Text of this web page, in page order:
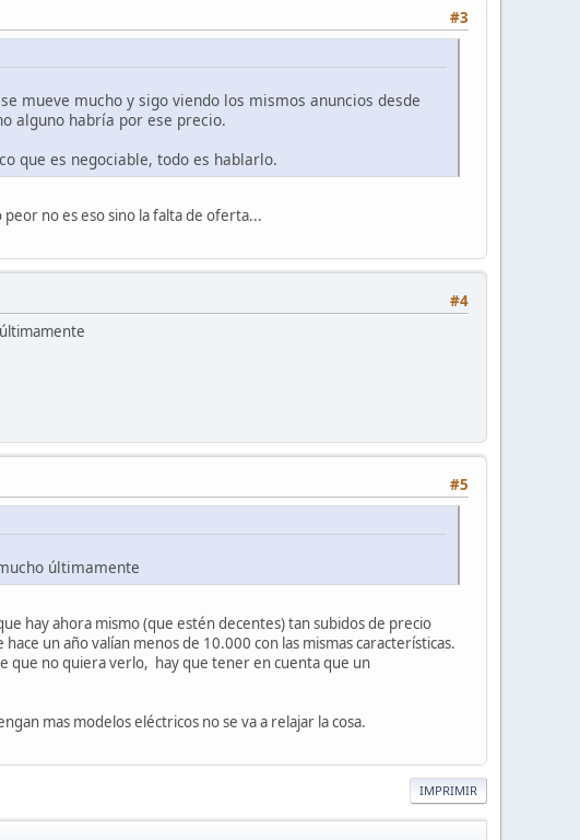
#3
mueve mucho y sigo viendo los mismos anuncios desde
alguno habría por ese precio.
que es negociable, todo es hablarlo.
no es eso sino la falta de oferta...
#4
#5
últimamente
hay ahora mismo (que estén decentes) tan subidos de precio
un año valían menos de 10.000 con las mismas características.
que no quiera verlo, hay que tener en cuenta que un
mas modelos eléctricos no se va a relajar la cosa.
IMPRIMIR